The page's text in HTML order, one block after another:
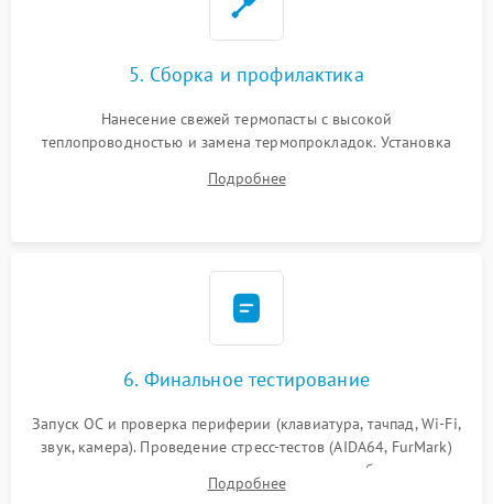
5. Сборка и профилактика
Нанесение свежей термопасты с высокой
теплопроводностью и замена термопрокладок. Установка
шлейфов, модулей памяти и накопителей. Предварительная
Подробнее
6. Финальное тестирование
Запуск ОС и проверка периферии (клавиатура, тачпад, Wi-Fi,
звук, камера). Проведение стресс-тестов (AIDA64, FurMark)
для контроля температурного режима и стабильности
системы под пиковой нагрузкой.
Подробнее